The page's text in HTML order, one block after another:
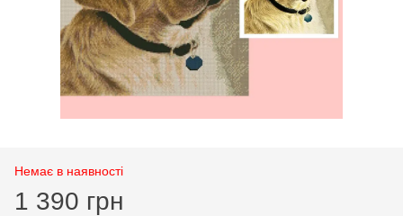
Немає в наявності
1 390 грн